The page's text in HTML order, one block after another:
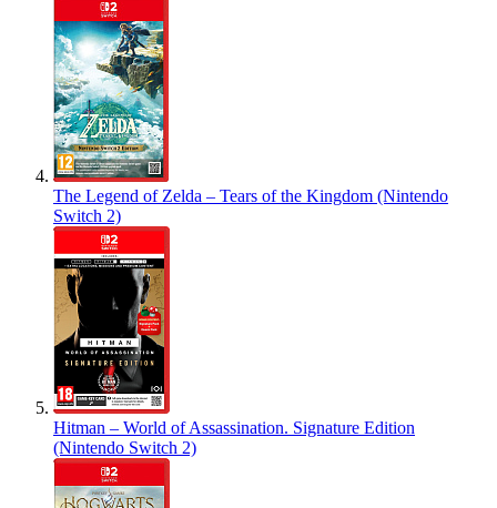
The Legend of Zelda – Tears of the Kingdom (Nintendo
Switch 2)
Hitman – World of Assassination. Signature Edition
(Nintendo Switch 2)